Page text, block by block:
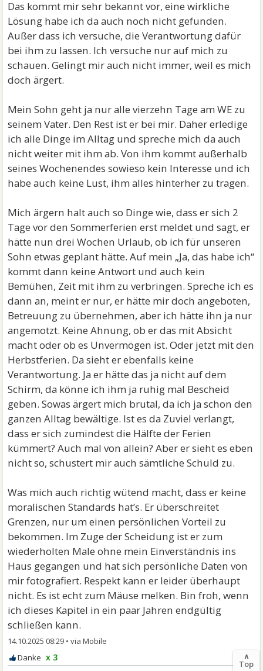
Das kommt mir sehr bekannt vor, eine wirkliche
Lösung habe ich da auch noch nicht gefunden.
Außer dass ich versuche, die Verantwortung dafür
bei ihm zu lassen. Ich versuche nur auf mich zu
schauen. Gelingt mir auch nicht immer, weil es mich
doch ärgert.
Mein Sohn geht ja nur alle vierzehn Tage am WE zu
seinem Vater. Den Rest ist er bei mir. Daher erledige
ich alle Dinge im Alltag und spreche mich da auch
nicht weiter mit ihm ab. Von ihm kommt außerhalb
seines Wochenendes sowieso kein Interesse und ich
habe auch keine Lust, ihm alles hinterher zu tragen.
Mich ärgern halt auch so Dinge wie, dass er sich 2
Tage vor den Sommerferien erst meldet und sagt, er
hätte nun drei Wochen Urlaub, ob ich für unseren
Sohn etwas geplant hätte. Auf mein „Ja, das habe ich“
kommt dann keine Antwort und auch kein
Bemühen, Zeit mit ihm zu verbringen. Spreche ich es
dann an, meint er nur, er hätte mir doch angeboten,
Betreuung zu übernehmen, aber ich hätte ihn ja nur
angemotzt. Keine Ahnung, ob er das mit Absicht
macht oder ob es Unvermögen ist. Oder jetzt mit den
Herbstferien. Da sieht er ebenfalls keine
Verantwortung. Ja er hätte das ja nicht auf dem
Schirm, da könne ich ihm ja ruhig mal Bescheid
geben. Sowas ärgert mich brutal, da ich ja schon den
ganzen Alltag bewältige. Ist es da Zuviel verlangt,
dass er sich zumindest die Hälfte der Ferien
kümmert? Auch mal von allein? Aber er sieht es eben
nicht so, schustert mir auch sämtliche Schuld zu.
Was mich auch richtig wütend macht, dass er keine
moralischen Standards hat’s. Er überschreitet
Grenzen, nur um einen persönlichen Vorteil zu
bekommen. Im Zuge der Scheidung ist er zum
wiederholten Male ohne mein Einverständnis ins
Haus gegangen und hat sich persönliche Daten von
mir fotografiert. Respekt kann er leider überhaupt
nicht. Es ist echt zum Mäuse melken. Bin froh, wenn
ich dieses Kapitel in ein paar Jahren endgültig
schließen kann.
14.10.2025 08:29 •
x 3 ∧
Top